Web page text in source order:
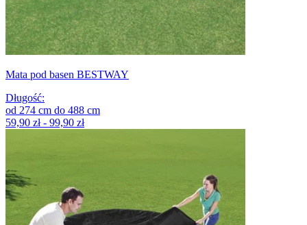
Mata pod basen BESTWAY
Długość:
od 274 cm do 488 cm
59,90 zł - 99,90 zł